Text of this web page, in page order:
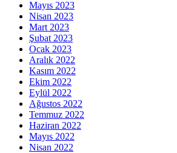
Mayıs 2023
Nisan 2023
Mart 2023
Şubat 2023
Ocak 2023
Aralık 2022
Kasım 2022
Ekim 2022
Eylül 2022
Ağustos 2022
Temmuz 2022
Haziran 2022
Mayıs 2022
Nisan 2022